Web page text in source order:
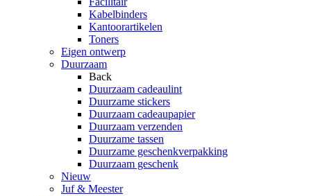
Kabelbinders
Kantoorartikelen
Toners
Eigen ontwerp
Duurzaam
Back
Duurzaam cadeaulint
Duurzame stickers
Duurzaam cadeaupapier
Duurzaam verzenden
Duurzame tassen
Duurzame geschenkverpakking
Duurzaam geschenk
Nieuw
Juf & Meester